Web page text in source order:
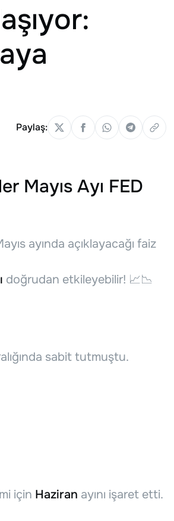
Paylaş:
Mayıs Ayı FED
ayında açıklayacağı faiz
doğrudan etkileyebilir! 📈📉
sabit tutmuştu.
için Haziran ayını işaret etti.